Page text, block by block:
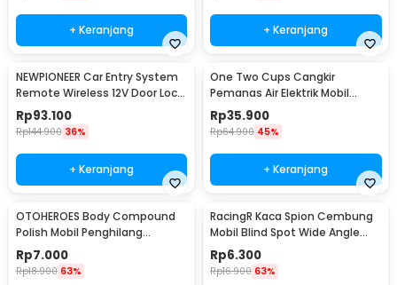
+ Keranjang + Keranjang
NEWPIONEER Car Entry System
Remote Wireless 12V Door Lock
Mobil - CK18
Rp93.100
Rp144.900 36%
+ Keranjang
One Two Cups Cangkir
Pemanas Air Elektrik Mobil
Travel Mug 450ml - NJ88
Rp35.900
Rp64.900 45%
+ Keranjang
OTOHEROES Body Compound
Polish Mobil Penghilang
Goresan 15g with Spons - YYC-
508
Rp7.000
Rp18.900 63%
RacingR Kaca Spion Cembung
Mobil Blind Spot Wide Angle
50mm 2 Pcs - J0027
Rp6.300
Rp16.900 63%